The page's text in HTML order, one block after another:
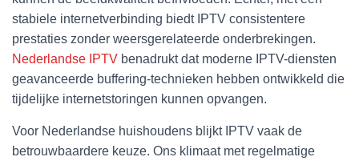
stabiele internetverbinding biedt IPTV consistentere
prestaties zonder weersgerelateerde onderbrekingen.
Nederlandse IPTV benadrukt dat moderne IPTV-diensten
geavanceerde buffering-technieken hebben ontwikkeld die
tijdelijke internetstoringen kunnen opvangen.
Voor Nederlandse huishoudens blijkt IPTV vaak de
betrouwbaardere keuze. Ons klimaat met regelmatige